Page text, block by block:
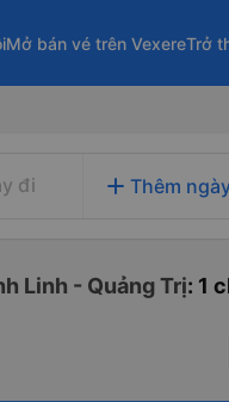
Mở bán vé trên VexereTrở
đi add Thêm
Linh - Quảng Trị: 1